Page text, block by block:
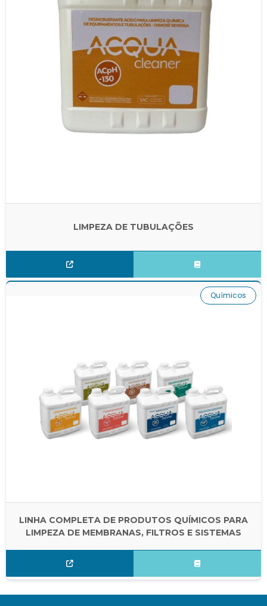
LIMPEZA DE TUBULAÇÕES
LINHA COMPLETA DE PRODUTOS QUÍMICOS PARA
LIMPEZA DE MEMBRANAS, FILTROS E SISTEMAS
Químicos